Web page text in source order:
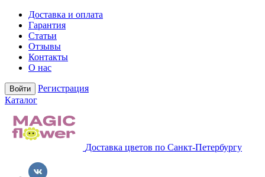
Доставка и оплата
Гарантия
Статьи
Отзывы
Контакты
О нас
Войти
Регистрация
Каталог
Доставка цветов по Санкт-Петербургу